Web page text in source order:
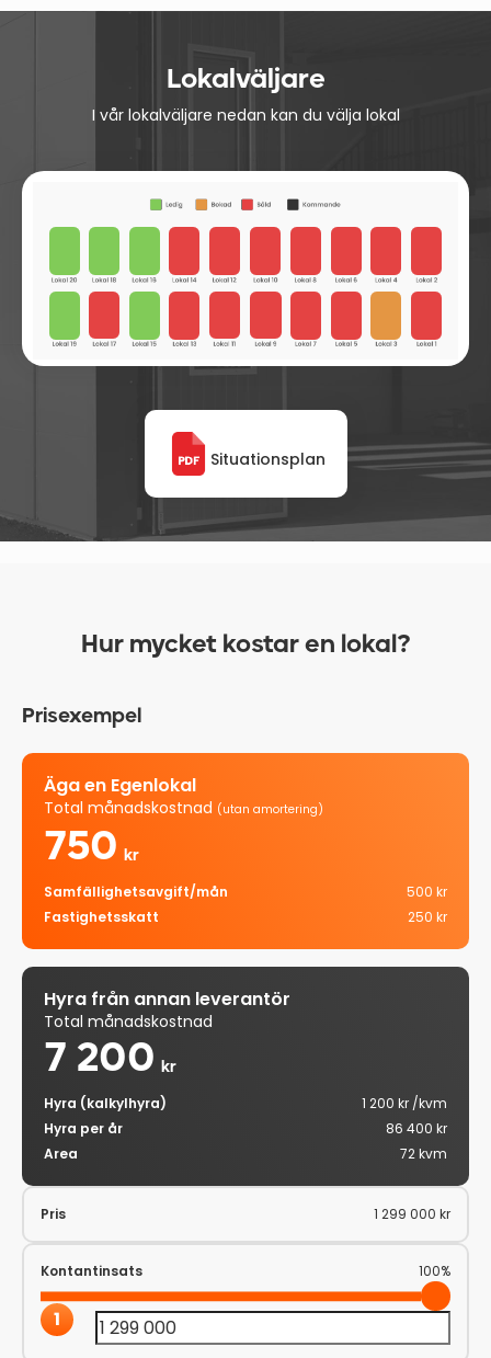
Lokalväljare
I vår lokalväljare nedan kan du välja lokal
Situationsplan
Hur mycket kostar en lokal?
Prisexempel
Pris 1 299 000 kr
1
Kontantinsats 100%
Äga en Egenlokal
Total månadskostnad (utan amortering)
750 kr
Samfällighetsavgift/mån
500 kr
Fastighetsskatt
250 kr
Hyra från annan leverantör
Total månadskostnad
7 200 kr
Hyra (kalkylhyra)
1 200 kr /kvm
Hyra per år
86 400 kr
Area
72 kvm